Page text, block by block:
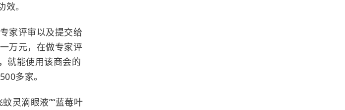
。
家评审以及提交给
万元，在做专家评
就能使用该商会的
多家。
灵滴眼液”“蓝莓叶